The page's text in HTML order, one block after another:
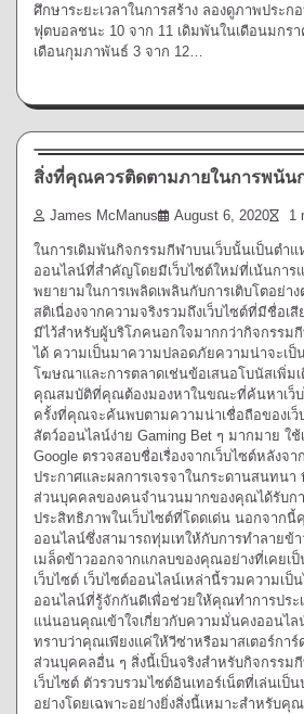
ศึกษาระยะเวลาในการสร้าง ลองดูภาพประก
ฟุตบอลชนะ 10 จาก 11 เดิมพันในเดือนมกร
เดือนกุมภาพันธ์ 3 จาก 12…
การพนัน
สิ่งที่คุณควรติดตามภายในการพนัน
James McManus August 6, 2020 1
ในการเดิมพันกิจกรรมกีฬาบนเว็บนั้นเป็นตำแ
ออนไลน์ที่สำคัญโดยมีเว็บไซต์ใหม่ที่เน้นการ
พยายามในการเพลิดเพลินกับการเติบโตอย่า
สติเนื่องจากความจริงรวมถึงเว็บไซต์ที่มีชื่อเ
มีไว้สำหรับผู้บริโภคนอกใจมากกว่ากิจกรรม
ได้ ความเป็นมาความปลอดภัยความน่าจะเป็
โฆษณาและการตลาดเช่นข้อเสนอโบนัสเพิ่ม
คุณสมบัติที่คุณต้องมองหาในขณะที่ค้นหาเว็บ
ครั้งที่คุณจะค้นพบตามความน่าเชื่อถือของเว็
สัตว์ออนไลน์ง่าย Gaming Bet ๆ มากมาย ใ
Google ตรวจสอบชื่อเรื่องจากเว็บไซต์หลังจ
ประกาศและผลการเจรจาในกระดานสนท
ส่วนบุคคลของคนจำนวนมากของคุณได้รับก
ประสิทธิภาพในเว็บไซต์ที่โดดเด่น นอกจากนี้
ออนไลน์ซึ่งสามารถทุ่มเทให้กับการทำลายข้
เมล็ดข้าวออกจากแกลบของคุณอย่างที่เคยเป็
เว็บไซต์ เว็บไซต์ออนไลน์เหล่านี้รวมความเป็
ออนไลน์ที่รู้จักกันดีเพื่อช่วยให้คุณทำการประเ
แน่นอนคุณเข้าใจเกี่ยวกับความมั่นคงออนไ
ทราบว่าคุณเพียงแค่ให้วีซ่าหรือมาสเตอร์ก
ส่วนบุคคลอื่น ๆ สิ่งนี้เป็นจริงสำหรับกิจกรรม
เว็บไซต์ ตัวรวบรวมไซต์อินเทอร์เน็ตที่เล่นเป็
อย่างโดยเฉพาะอย่างยิ่งสิ่งนี้เหมาะสำหรับคุ